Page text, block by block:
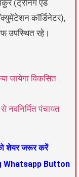
(ट्रेनिंग एंड
कॉर्डिनेटर),
उपस्थित रहे।
जायेगा विकसित :
नवनिर्मित पंचायत
शेयर जरूर करें
Whatsapp Button